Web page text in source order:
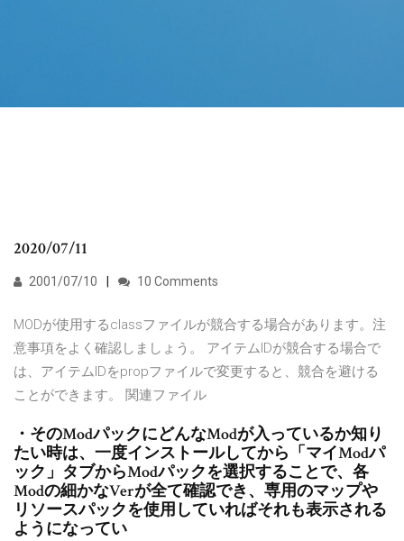
2020/07/11
2001/07/10 10 Comments
MODが使用するclassファイルが競合する場合があります。注
意事項をよく確認しましょう。 アイテムIDが競合する場合で
は、アイテムIDをpropファイルで変更すると、競合を避ける
ことができます。 関連ファイル
・そのModパックにどんなModが入っているか知り
たい時は、一度インストールしてから「マイModパ
ック」タブからModパックを選択することで、各
Modの細かなVerが全て確認でき、専用のマップや
リソースパックを使用していればそれも表示される
ようになってい